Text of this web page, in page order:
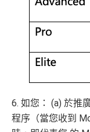
額外
存款
獎賞
開戶首
成功獲
（由
6. 如您： (a) 於推
程序（當您收到